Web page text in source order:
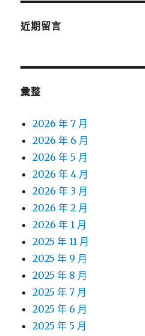
近期留言
彙整
2026 年 7 月
2026 年 6 月
2026 年 5 月
2026 年 4 月
2026 年 3 月
2026 年 2 月
2026 年 1 月
2025 年 11 月
2025 年 9 月
2025 年 8 月
2025 年 7 月
2025 年 6 月
2025 年 5 月